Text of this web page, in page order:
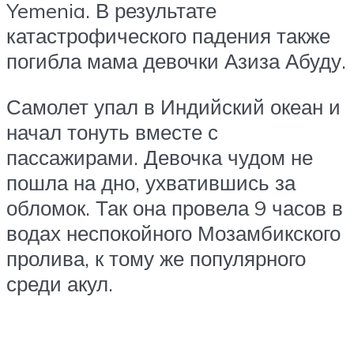
Yemenia. В результате
катастрофического падения также
погибла мама девочки Азиза Абуду.
Самолет упал в Индийский океан и
начал тонуть вместе с
пассажирами. Девочка чудом не
пошла на дно, ухватившись за
обломок. Так она провела 9 часов в
водах неспокойного Мозамбикского
пролива, к тому же популярного
среди акул.